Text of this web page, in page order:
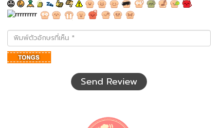
พิมพ์
ตัว
อักษร
ที่
Send Review